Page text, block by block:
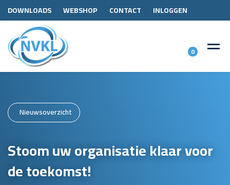
DOWNLOADS WEBSHOP CONTACT INLOGGEN
0
Nieuwsoverzicht
Stoom uw organisatie klaar voor
de toekomst!